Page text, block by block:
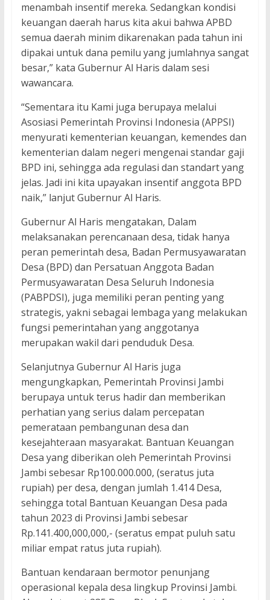
menambah insentif mereka. Sedangkan kondisi
keuangan daerah harus kita akui bahwa APBD
semua daerah minim dikarenakan pada tahun ini
dipakai untuk dana pemilu yang jumlahnya sangat
besar,” kata Gubernur Al Haris dalam sesi
wawancara.
“Sementara itu Kami juga berupaya melalui
Asosiasi Pemerintah Provinsi Indonesia (APPSI)
menyurati kementerian keuangan, kemendes dan
kementerian dalam negeri mengenai standar gaji
BPD ini, sehingga ada regulasi dan standart yang
jelas. Jadi ini kita upayakan insentif anggota BPD
naik,” lanjut Gubernur Al Haris.
Gubernur Al Haris mengatakan, Dalam
melaksanakan perencanaan desa, tidak hanya
peran pemerintah desa, Badan Permusyawaratan
Desa (BPD) dan Persatuan Anggota Badan
Permusyawaratan Desa Seluruh Indonesia
(PABPDSI), juga memiliki peran penting yang
strategis, yakni sebagai lembaga yang melakukan
fungsi pemerintahan yang anggotanya
merupakan wakil dari penduduk Desa.
Selanjutnya Gubernur Al Haris juga
mengungkapkan, Pemerintah Provinsi Jambi
berupaya untuk terus hadir dan memberikan
perhatian yang serius dalam percepatan
pemerataan pembangunan desa dan
kesejahteraan masyarakat. Bantuan Keuangan
Desa yang diberikan oleh Pemerintah Provinsi
Jambi sebesar Rp100.000.000, (seratus juta
rupiah) per desa, dengan jumlah 1.414 Desa,
sehingga total Bantuan Keuangan Desa pada
tahun 2023 di Provinsi Jambi sebesar
Rp.141.400,000,000,- (seratus empat puluh satu
miliar empat ratus juta rupiah).
Bantuan kendaraan bermotor penunjang
operasional kepala desa lingkup Provinsi Jambi.